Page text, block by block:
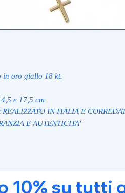
in oro giallo 18 kt.
e 17,5 cm
IN ITALIA E
E AUTENTICITA'
10% su